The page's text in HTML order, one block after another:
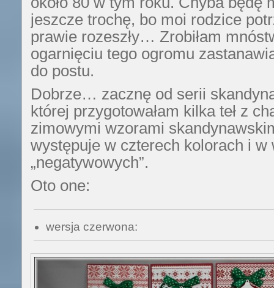
jeszcze trochę, bo moi rodzice
prawie rozeszły… Zrobiłam
ogarnięciu tego ogromu
do postu.
Dobrze… zacznę od serii
której przygotowałam kilka teł z
zimowymi wzorami
występuje w czterech kolorach i w
„negatywowych”.
Oto one:
wersja czerwona: